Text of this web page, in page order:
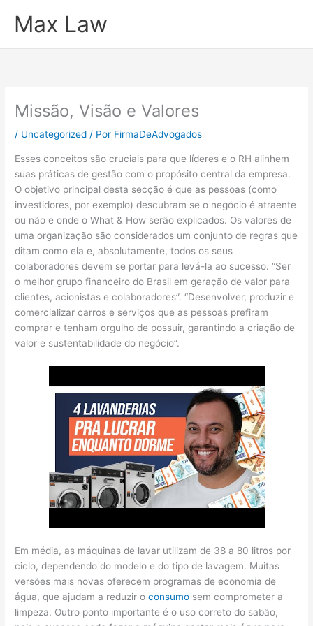
paraMax Law
Missão, Visão e Valores
/ Uncategorized / Por FirmaDeAdvogados
Esses conceitos são cruciais para que líderes e o RH alinhem
suas práticas de gestão com o propósito central da empresa.
O objetivo principal desta secção é que as pessoas (como
investidores, por exemplo) descubram se o negócio é atraente
ou não e onde o What & How serão explicados. Os valores de
uma organização são considerados um conjunto de regras que
ditam como ela e, absolutamente, todos os seus
colaboradores devem se portar para levá-la ao sucesso. “Ser
o melhor grupo financeiro do Brasil em geração de valor para
clientes, acionistas e colaboradores”. “Desenvolver, produzir e
comercializar carros e serviços que as pessoas prefiram
comprar e tenham orgulho de possuir, garantindo a criação de
valor e sustentabilidade do negócio”.
Em média, as máquinas de lavar utilizam de 38 a 80 litros por
ciclo, dependendo do modelo e do tipo de lavagem. Muitas
versões mais novas oferecem programas de economia de
água, que ajudam a reduzir oconsumo sem comprometer a
limpeza. Outro ponto importante é o uso correto do sabão,